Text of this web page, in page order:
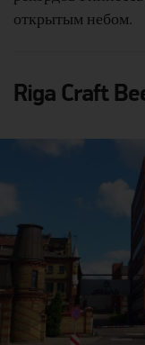
открытым небом.
Riga Craft